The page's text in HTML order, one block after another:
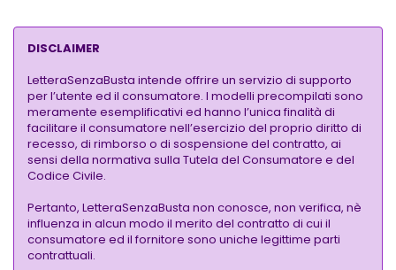
DISCLAIMER
LetteraSenzaBusta intende offrire un servizio di supporto
per l’utente ed il consumatore. I modelli precompilati sono
meramente esemplificativi ed hanno l’unica finalità di
facilitare il consumatore nell’esercizio del proprio diritto di
recesso, di rimborso o di sospensione del contratto, ai
sensi della normativa sulla Tutela del Consumatore e del
Codice Civile.
Pertanto, LetteraSenzaBusta non conosce, non verifica, nè
influenza in alcun modo il merito del contratto di cui il
consumatore ed il fornitore sono uniche legittime parti
contrattuali.